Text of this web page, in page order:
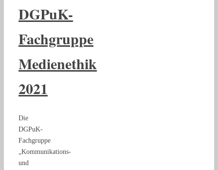
DGPuK-
Fachgruppe
Medienethik
2021
Die
DGPuK-
Fachgruppe
„Kommunikations-
und